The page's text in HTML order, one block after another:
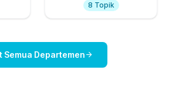
8 Topik
Semua Departemen